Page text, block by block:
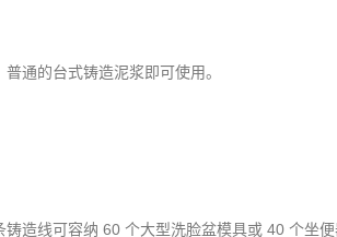
普通的台式铸造泥浆即可使用。
铸造线可容纳 60 个大型洗脸盆模具或 40 个坐